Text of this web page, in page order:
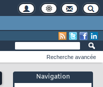
Navigation
Recherche avancée